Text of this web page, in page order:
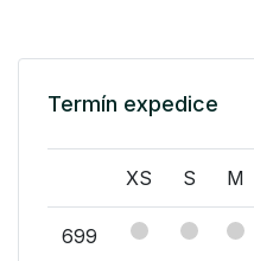
Termín expedice
XS S M
699